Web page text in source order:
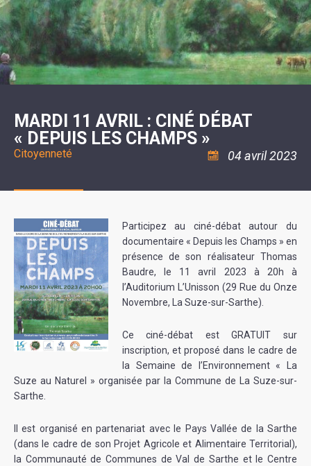
20ÈME
SIÈCLE
RÉUNIONS
DU
CONSEIL
MUNICIPAL
ARRÊTÉS
ET
DÉCISIONS
DU
MAIRE
DE
LA
MINORITÉ
LES
ÉCOLES
/
LE
COLLÈGE
ESPACE
JEUNES
11
ANS
ASSOCIATION
LA
COULÉE
DOUCE
ENVIRONNEMENT
L'EAU
ET
L'ASSAINISSEMENT
LA
RÉSIDENCE
AUTONOMIE
LA
POLICE
MUNICIPALE
SÉCURITÉ
MAJEURS
DE
MUSIQUE
L'ÉCOLE
COMMUNAUTAIRE
DE
DANSE
LA
PISCINE
VOIE
VERTE
VISITES
ET
DÉCOUVERTES
LES
RANDONNÉES
LE
CAMPING-
CARS
TENTES
ET
CARAVANES
FLUVIALE
LA
MARDI 11 AVRIL : CINÉ DÉBAT
« DEPUIS LES CHAMPS »
Citoyenneté 04 avril 2023
Participez au ciné-débat autour du
documentaire « Depuis les Champs » en
présence de son réalisateur Thomas
Baudre, le 11 avril 2023 à 20h à
l’Auditorium L’Unisson (29 Rue du Onze
Novembre, La Suze-sur-Sarthe).
Ce ciné-débat est GRATUIT sur
inscription, et proposé dans le cadre de
la Semaine de l’Environnement « La
Suze au Naturel » organisée par la Commune de La Suze-sur-
Sarthe.
Il est organisé en partenariat avec le Pays Vallée de la Sarthe
(dans le cadre de son Projet Agricole et Alimentaire Territorial),
la Communauté de Communes de Val de Sarthe et le Centre